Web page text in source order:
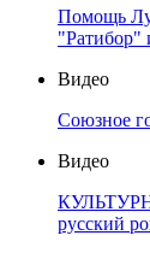
Помощь
"Ратибор"
Видео
Союзное
Видео
русский